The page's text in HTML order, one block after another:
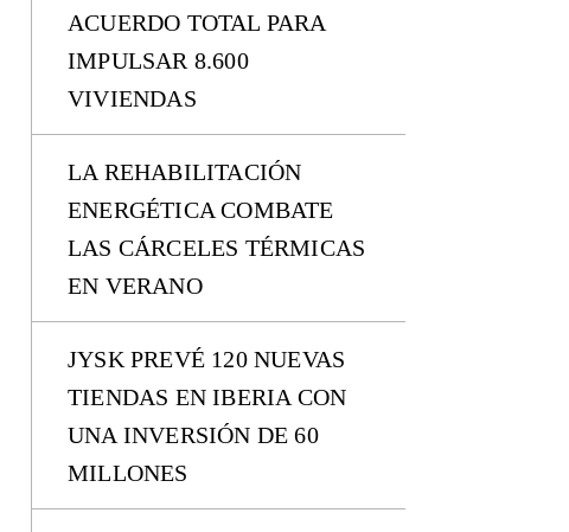
ACUERDO TOTAL PARA
IMPULSAR 8.600
VIVIENDAS
LA REHABILITACIÓN
ENERGÉTICA COMBATE
LAS CÁRCELES TÉRMICAS
EN VERANO
JYSK PREVÉ 120 NUEVAS
TIENDAS EN IBERIA CON
UNA INVERSIÓN DE 60
MILLONES